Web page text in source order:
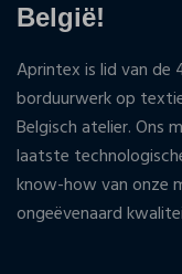
België!
Aprintex is lid van de
borduurwerk op
Belgisch atelier. Ons
laatste
know-how van onze
ongeëvenaard